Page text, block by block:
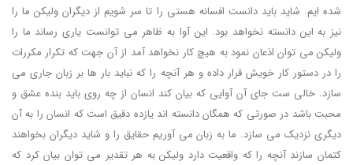
شده ایم. شاید باید دانست افسانه هستی را تا سر شویم از دیگران ولیکن ما را
نیز به این دانسته نخواهد بود. این آوا به ظاهر می توانست یاری رساند ما را
ولیکن می توان اذعان نمود به هیچ کار نخواهد آمد از آن جهت که تکرار مکررات
را در دستور کار خویش قرار داده و هر آنچه را که نباید بار ها بر زبان جاری می
سازد. خالی ست جای آن آوایی که بیان کند انسان از چه روی باید بنده عشق و
محبت باشد در صورتی که همگان دانسته اند یازده دقیق است که انسان را به آن
دیگری نزدیک می سازد. ما به زبان می آوریم حقایق را و شاید دیگران بخواهند
کتمان سازند آنچه را که واقعیت دارد ولیکن به هر تقدیر می توان بیان کرد که